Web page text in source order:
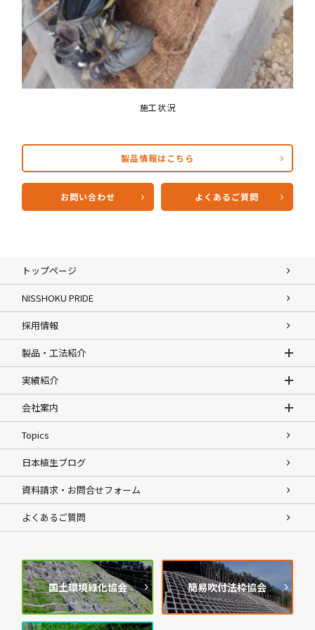
施工状況
製品情報はこちら
お問い合わせ よくあるご質問
トップページ
NISSHOKU PRIDE
採用情報
製品・工法紹介
実績紹介
会社案内
Topics
日本植生ブログ
資料請求・お問合せフォーム
よくあるご質問
国土環境緑化協会 簡易吹付法枠協会